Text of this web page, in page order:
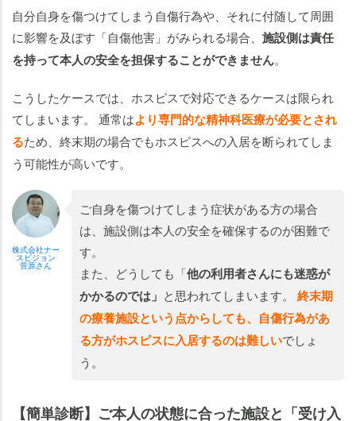
自分自身を傷つけてしまう自傷行為や、それに付随して周囲
に影響を及ぼす「自傷他害」がみられる場合、 施設側は責任
を持って本人の安全を担保することができません。
こうしたケースでは、ホスピスで対応できるケースは限られ
てしまいます。 通常はより専門的な精神科医療が必要とされ
るため、終末期の場合でもホスピスへの入居を断られてしま
う可能性が高いです。
株式会社ナー
スビジョン
菅原さん
ご自身を傷つけてしまう症状がある方の場合
は、施設側は本人の安全を確保するのが困難で
す。
また、どうしても「他の利用者さんにも迷惑が
かかるのでは」 と思われてしまいます。 終末期
の療養施設という点からしても、自傷行為があ
る方がホスピスに入居するのは難しいでしょ
う。
【簡単診断】ご本人の状態に合った施設と「受け入